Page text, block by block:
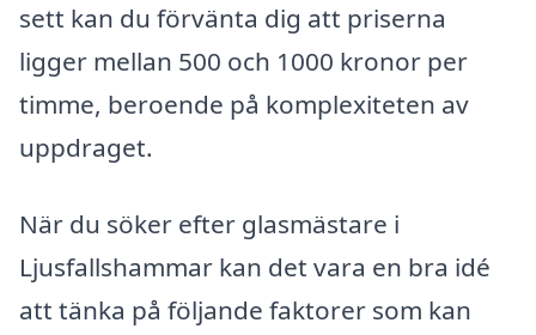
sett kan du förvänta dig att priserna
ligger mellan 500 och 1000 kronor per
timme, beroende på komplexiteten av
uppdraget.
När du söker efter glasmästare i
Ljusfallshammar kan det vara en bra idé
att tänka på följande faktorer som kan